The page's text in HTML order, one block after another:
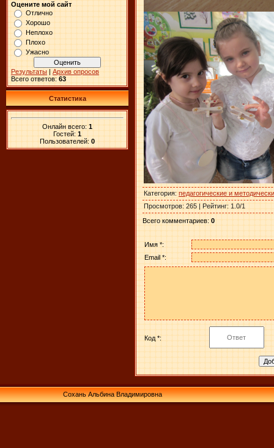
Оцените мой сайт
Отлично
Хорошо
Неплохо
Плохо
Ужасно
Результаты | Архив опросов
Всего ответов: 63
Статистика
Онлайн всего: 1
Гостей: 1
Пользователей: 0
Категория: педагогические и
Просмотров: 265 | Рейтинг: 1.0/1
Всего комментариев: 0
Имя *:
Email *:
Код *:
Сохань Альбина Владимировна